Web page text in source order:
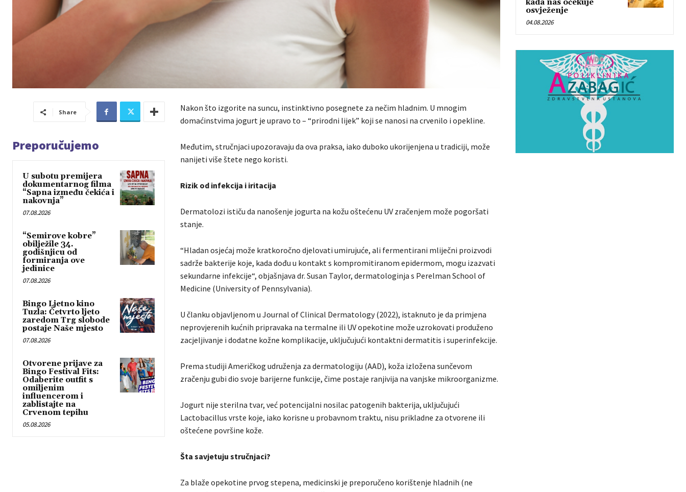
Share
Preporučujemo
U subotu premijera
dokumentarnog filma
“Sapna između čekića i
nakovnja”
07.08.2026
“Semirove kobre”
obilježile 34.
godišnjicu od
formiranja ove
jedinice
07.08.2026
Bingo Ljetno kino
Tuzla: Četvrto ljeto
zaredom Trg slobode
postaje Naše mjesto
07.08.2026
Otvorene prijave za
Bingo Festival Fits:
Odaberite outfit s
omiljenim
influencerom i
zablistajte na
Crvenom tepihu
05.08.2026
Nakon što izgorite na suncu, instinktivno posegnete za nečim hladnim. U mnogim
domaćinstvima jogurt je upravo to – “prirodni lijek” koji se nanosi na crvenilo i opekline.
Međutim, stručnjaci upozoravaju da ova praksa, iako duboko ukorijenjena u tradiciji, može
nanijeti više štete nego koristi.
Rizik od infekcija i iritacija
Dermatolozi ističu da nanošenje jogurta na kožu oštećenu UV zračenjem može pogoršati
stanje.
“Hladan osjećaj može kratkoročno djelovati umirujuće, ali fermentirani mliječni proizvodi
sadrže bakterije koje, kada dođu u kontakt s kompromitiranom epidermom, mogu izazvati
sekundarne infekcije“, objašnjava dr. Susan Taylor, dermatologinja s Perelman School of
Medicine (University of Pennsylvania).
U članku objavljenom u Journal of Clinical Dermatology (2022), istaknuto je da primjena
neprovjerenih kućnih pripravaka na termalne ili UV opekotine može uzrokovati produženo
zacjeljivanje i dodatne kožne komplikacije, uključujući kontaktni dermatitis i superinfekcije.
Prema studiji Američkog udruženja za dermatologiju (AAD), koža izložena sunčevom
zračenju gubi dio svoje barijerne funkcije, čime postaje ranjivija na vanjske mikroorganizme.
Jogurt nije sterilna tvar, već potencijalni nosilac patogenih bakterija, uključujući
Lactobacillus vrste koje, iako korisne u probavnom traktu, nisu prikladne za otvorene ili
oštećene površine kože.
Šta savjetuju stručnjaci?
Za blaže opekotine prvog stepena, medicinski je preporučeno korištenje hladnih (ne
kada nas očekuje
osvježenje
04.08.2026